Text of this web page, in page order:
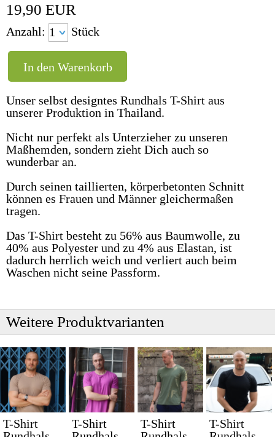
19,90 EUR
Anzahl: Stück
Unser selbst designtes Rundhals T-Shirt aus
unserer Produktion in Thailand.
Nicht nur perfekt als Unterzieher zu unseren
Maßhemden, sondern zieht Dich auch so
wunderbar an.
Durch seinen taillierten, körperbetonten Schnitt
können es Frauen und Männer gleichermaßen
tragen.
Das T-Shirt besteht zu 56% aus Baumwolle, zu
40% aus Polyester und zu 4% aus Elastan, ist
dadurch herrlich weich und verliert auch beim
Waschen nicht seine Passform.
Weitere Produktvarianten
T-Shirt
T-Shirt
T-Shirt
T-Shirt